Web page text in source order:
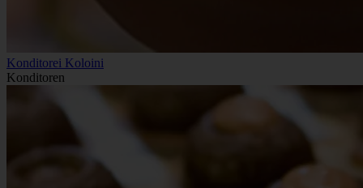
Konditorei Koloini
Konditoren